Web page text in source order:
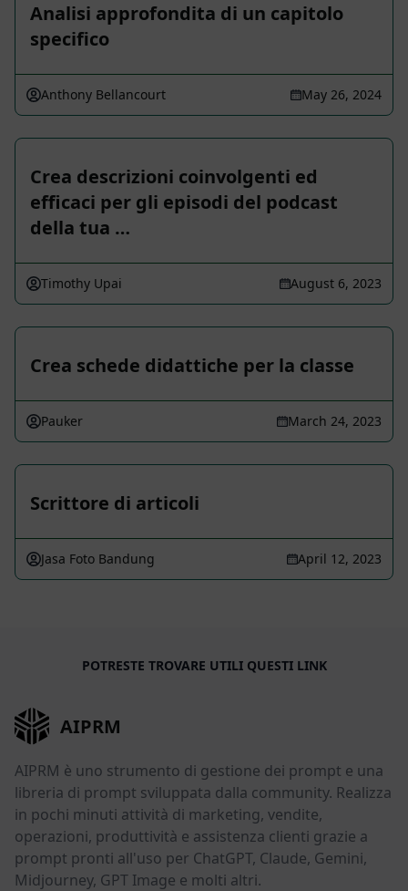
Analisi approfondita di un capitolo
specifico
Anthony Bellancourt May 26, 2024
Crea descrizioni coinvolgenti ed
efficaci per gli episodi del podcast
della tua …
Timothy Upai August 6, 2023
Crea schede didattiche per la classe
Pauker March 24, 2023
Scrittore di articoli
Jasa Foto Bandung April 12, 2023
POTRESTE TROVARE UTILI QUESTI LINK
AIPRM
AIPRM è uno strumento di gestione dei prompt e una
libreria di prompt sviluppata dalla community. Realizza
in pochi minuti attività di marketing, vendite,
operazioni, produttività e assistenza clienti grazie a
prompt pronti all'uso per ChatGPT, Claude, Gemini,
Midjourney, GPT Image e molti altri.